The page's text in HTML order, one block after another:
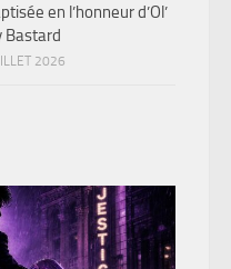
en l’honneur d’Ol’
Bastard
2026